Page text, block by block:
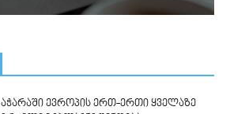
აჭარაში ევროპის ერთ-ერთი ყველაზე